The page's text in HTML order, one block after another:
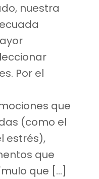
nuestra
Por el
que
(como el
estrés),
que
que […]